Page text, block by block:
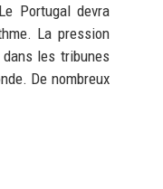
Portugal devra
La pression
les tribunes
De nombreux